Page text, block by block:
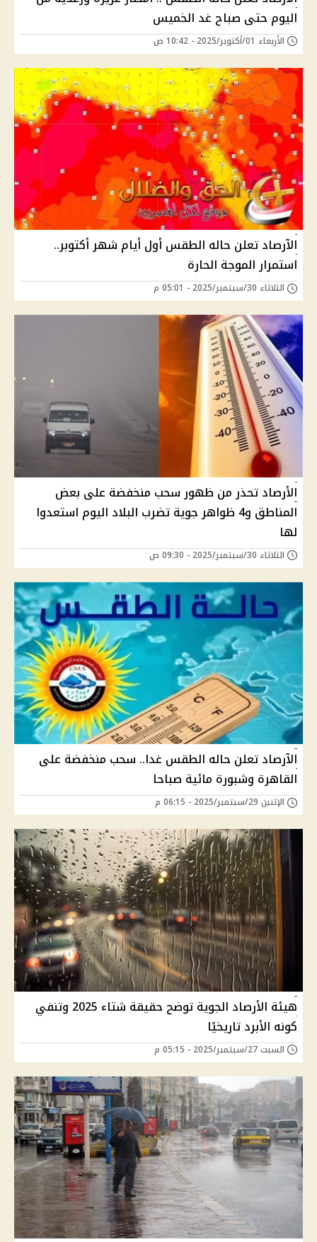
اليوم حتى صباح غد الخميس
الأربعاء 01/أكتوبر/2025 - 10:42 ص
الآرصاد تعلن حاله الطقس أول أيام شهر أكتوبر..
استمرار الموجة الحارة
الثلاثاء 30/سبتمبر/2025 - 05:01 م
الأرصاد تحذر من ظهور سحب منخفضة على بعض
المناطق و4 ظواهر جوية تضرب البلاد اليوم استعدوا
لها
الثلاثاء 30/سبتمبر/2025 - 09:30 ص
الآرصاد تعلن حاله الطقس غدا.. سحب منخفضة على
القاهرة وشبورة مائية صباحا
الإثنين 29/سبتمبر/2025 - 06:15 م
هيئة الأرصاد الجوية توضح حقيقة شتاء 2025 وتنفي
كونه الأبرد تاريخيًا
السبت 27/سبتمبر/2025 - 05:15 م